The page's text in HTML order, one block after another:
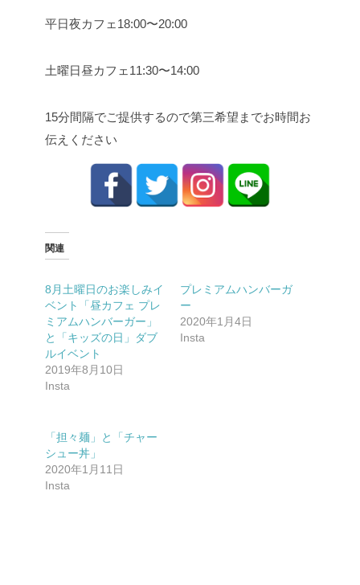
平日夜カフェ18:00〜20:00
土曜日昼カフェ11:30〜14:00
15分間隔でご提供するので第三希望までお時間お
伝えください
関連
8月土曜日のお楽しみイ
ベント「昼カフェ プレ
ミアムハンバーガー」
と「キッズの日」ダブ
ルイベント
2019年8月10日
Insta
プレミアムハンバーガ
ー
2020年1月4日
Insta
「担々麺」と「チャー
シュー丼」
2020年1月11日
Insta